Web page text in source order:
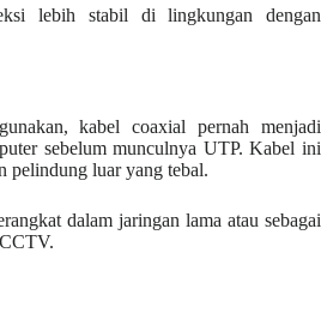
lebih stabil di lingkungan dengan
kabel coaxial pernah menjadi
sebelum munculnya UTP. Kabel ini
pelindung luar yang tebal.
dalam jaringan lama atau sebagai